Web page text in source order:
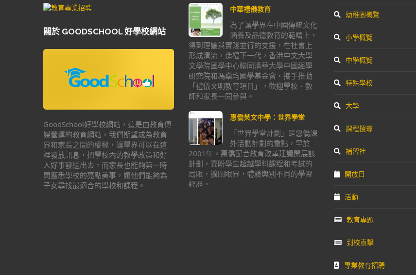
關於 GOODSCHOOL 好學校網站
GoodSchool好學校網站，這是由教育傳
媒營運的教育網站，我們期望成為教育
界和家長之間的橋樑，讓學界可以在這
裡發放訊息，把學校內的教學政策和好
人好事發送出去，而家長也能夠第一時
間獲悉學校的亮點美事，讓他們能夠為
子女尋找最適合的學校和課程。
中華禮儀教育
為了讓學界在中國傳統文化
涵養及品德教育的範疇上，
得到理論與實踐並行的支援，在社會上
形成清流，造福下一代，香港中文大學
文學院國學中心聯同清華大學中國經學
研究院和馮燊均國學基金會，攜手推動
「禮儀文明教育項目」，歡迎學校、教
師和家長一同參與。
惠僑英文中學：世界學堂
「世界學堂計劃」是惠僑課
外活動計劃的重點，早於
2001年，惠僑配合教育改革建議開展該
計劃，冀盼學生超越學科課程和考試的
局限，擴闊眼界，體驗與別不同的學習
經歷。
幼稚園概覽
小學概覽
中學概覽
特殊學校
大學
課程搜尋
補習社
開放日
活動
教育專題
到校直擊
專業教育招聘